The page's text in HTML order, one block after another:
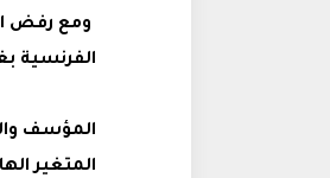
ومع رفض
الفرنسية
المؤسف
المتغير